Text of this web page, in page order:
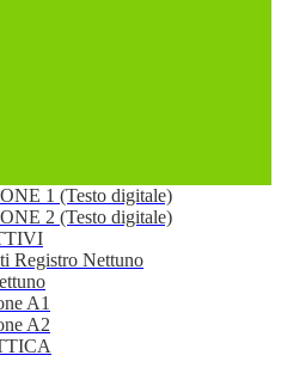
1 (Testo digitale)
2 (Testo digitale)
Registro Nettuno
A1
A2